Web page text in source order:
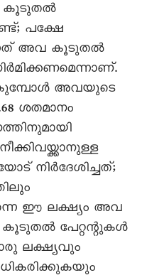
കൂടുതൽ
പക്ഷേ
അവ കൂടുതൽ
അവയുടെ
ശതമാനം
നീക്കിവയ്ക്കാനുള്ള
നിർദേശിച്ചത്;
ഈ ലക്ഷ്യം അവ
കൂടുതൽ പേറ്റന്റുകൾ
ലക്ഷ്യവും